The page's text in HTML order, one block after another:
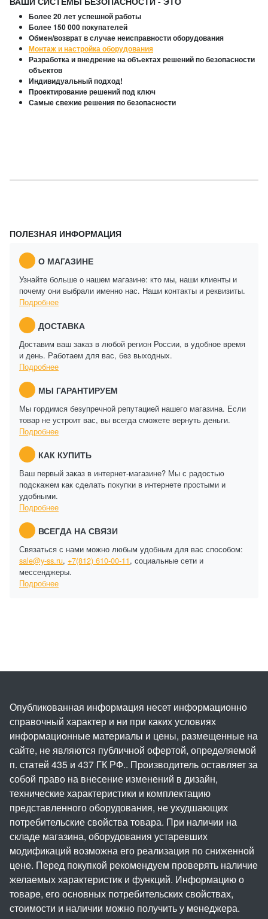
Более 20 лет успешной работы
Более 150 000 покупателей
Обмен/возврат в случае неисправности оборудования
Монтаж и настройка оборудования
Разработка и внедрение на объектах решений по безопасности
объектов
Индивидуальный подход!
Проектирование решений под ключ
Самые свежие решения по безопасности
ПОЛЕЗНАЯ ИНФОРМАЦИЯ
О МАГАЗИНЕ
Узнайте больше о нашем магазине: кто мы, наши клиенты и
почему они выбрали именно нас. Наши контакты и реквизиты.
Подробнее
ДОСТАВКА
Доставим ваш заказ в любой регион России, в удобное время
и день. Работаем для вас, без выходных.
Подробнее
МЫ ГАРАНТИРУЕМ
Мы гордимся безупречной репутацией нашего магазина. Если
товар не устроит вас, вы всегда сможете вернуть деньги.
Подробнее
КАК КУПИТЬ
Ваш первый заказ в интернет-магазине? Мы с радостью
подскажем как сделать покупки в интернете простыми и
удобными.
Подробнее
ВСЕГДА НА СВЯЗИ
Связаться с нами можно любым удобным для вас способом:
sale@y-ss.ru, +7(812) 610-00-11, социальные сети и
мессенджеры.
Подробнее
Опубликованная информация несет информационно
справочный характер и ни при каких условиях
информационные материалы и цены, размещенные на
сайте, не являются публичной офертой, определяемой
п. статей 435 и 437 ГК РФ.. Производитель оставляет за
собой право на внесение изменений в дизайн,
технические характеристики и комплектацию
представленного оборудования, не ухудшающих
потребительские свойства товара. При наличии на
складе магазина, оборудования устаревших
модификаций возможна его реализация по сниженной
цене. Перед покупкой рекомендуем проверять наличие
желаемых характеристик и функций. Информацию о
товаре, его основных потребительских свойствах,
стоимости и наличии можно получить у менеджера.